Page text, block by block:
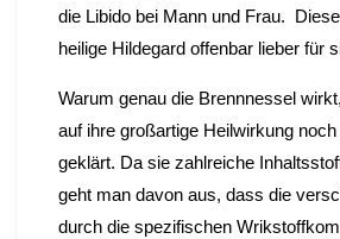
die Libido bei Mann und Frau.
heilige Hildegard offenbar lieber für
Warum genau die Brennnessel
auf ihre großartige Heilwirkung
geklärt. Da sie zahlreiche
geht man davon aus, dass die
durch die spezifischen